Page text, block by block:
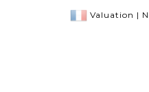
Valuation |